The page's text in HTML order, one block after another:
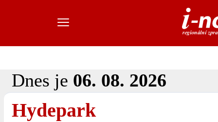
Dnes je 06. 08. 2026
Hydepark